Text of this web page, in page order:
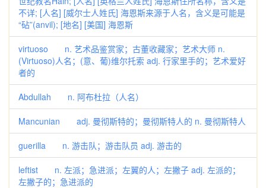
不详; [人名] [威尔士人姓氏] 海恩斯来源于人名，含义是可能是
“砧”(anvil); [地名] [美国] 海恩斯
virtuoso n. 艺术品鉴赏家；古董收藏家；艺术大师 n.
(Virtuoso)人名；(意、葡)维尔托索 adj. 行家里手的；艺术爱好
者的
Abdullah n. 阿布杜拉（人名）
Mancunian adj. 曼彻斯特的；曼彻斯特人的 n. 曼彻斯特人
guerilla n. 游击队；游击队员 adj. 游击的
leftist n. 左派；急进派；左翼的人；左撇子 adj. 左派的；
左撇子的；急进派的